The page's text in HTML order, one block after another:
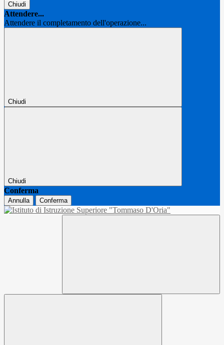
Chiudi
Attendere...
Attendere il completamento dell'operazione...
Chiudi
Chiudi
Conferma
Annulla Conferma